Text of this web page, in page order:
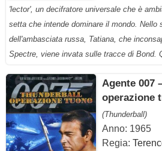
'lector', un decifratore universale che è
setta che intende dominare il mondo. Nello
dell'ambasciata russa, Tatiana, che
Spectre, viene invata sulle tracce di Bond.
Agente 007
operazione
(Thunderball)
Anno: 1965
Regia: